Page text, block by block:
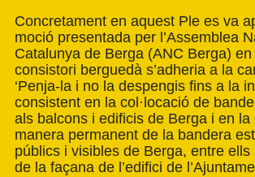
Concretament en aquest Ple es va
moció presentada per l’Assemblea
Catalunya de Berga (ANC Berga) en
consistori berguedà s’adheria a la
‘Penja-la i no la despengis fins a la
consistent en la col·locació de
als balcons i edificis de Berga i en la
manera permanent de la bandera
públics i visibles de Berga, entre ells
de la façana de l’edifici de